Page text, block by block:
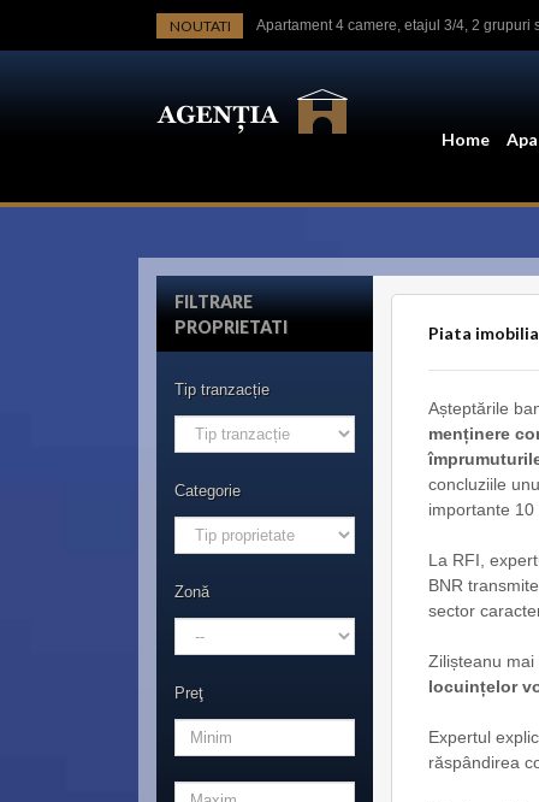
NOUTATI Apartament 4 camere, etajul 3/4, 2
Casa-langa studiourile Buftea, 2
Apartament 2 camere Sala Palatului, etaj
Garsoniera mobilata Calea Victoriei -
Spatiu birouri in bloc mic, nou, nemobilat,
Home
FILTRARE
PROPRIETATI
Tip tranzacție
Categorie
Zonă
Preţ
Piata
Așteptările
menținere
concluziile
importante
La RFI,
BNR
sector
Zilișteanu
locuințelor
Expertul
răspândirea